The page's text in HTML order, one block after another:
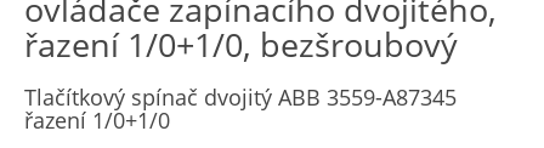
ovládače zapínacího dvojitého,
řazení 1/0+1/0, bezšroubový
Tlačítkový spínač dvojitý ABB 3559-A87345
řazení 1/0+1/0